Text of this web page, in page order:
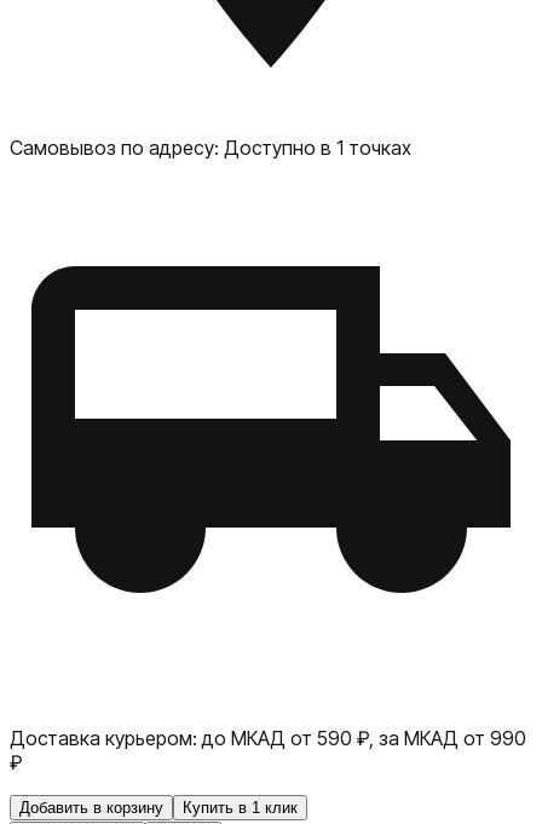
Самовывоз по адресу: Доступно в 1 точках
Доставка курьером: до МКАД от 590 ₽, за МКАД от 990
₽
Добавить в корзину
Купить в 1 клик